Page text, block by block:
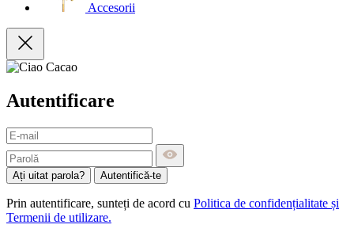
Accesorii
Autentificare
Ați uitat parola? Autentifică-te
Prin autentificare, sunteți de acord cu Politica de confidențialitate și
Termenii de utilizare.